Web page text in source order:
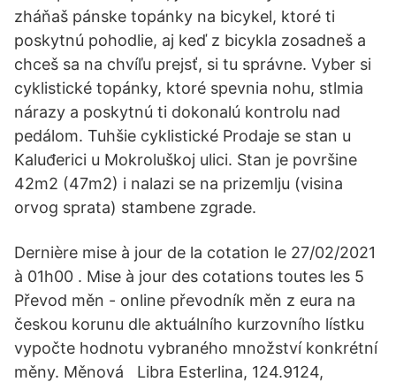
zháňaš pánske topánky na bicykel, ktoré ti
poskytnú pohodlie, aj keď z bicykla zosadneš a
chceš sa na chvíľu prejsť, si tu správne. Vyber si
cyklistické topánky, ktoré spevnia nohu, stlmia
nárazy a poskytnú ti dokonalú kontrolu nad
pedálom. Tuhšie cyklistické Prodaje se stan u
Kaluđerici u Mokroluškoj ulici. Stan je površine
42m2 (47m2) i nalazi se na prizemlju (visina
orvog sprata) stambene zgrade.
Dernière mise à jour de la cotation le 27/02/2021
à 01h00 . Mise à jour des cotations toutes les 5
Převod měn - online převodník měn z eura na
českou korunu dle aktuálního kurzovního lístku
vypočte hodnotu vybraného množství konkrétní
měny. Měnová Libra Esterlina, 124.9124,